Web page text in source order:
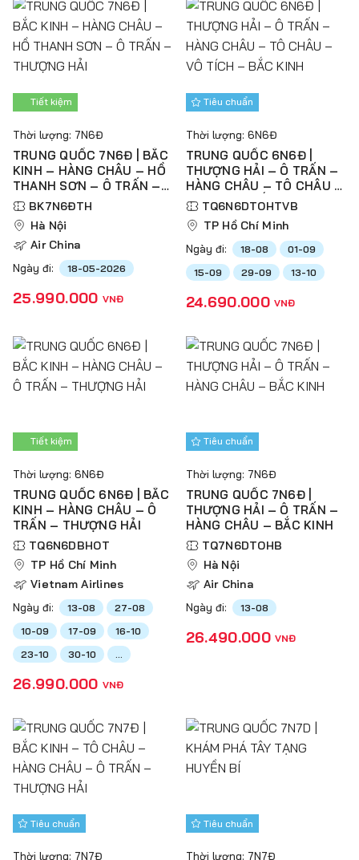
Tiết kiệm
Thời lượng: 7N6Đ
TRUNG QUỐC 7N6Đ | BẮC
KINH – HÀNG CHÂU – HỒ
THANH SƠN – Ô TRẤN –
THƯỢNG HẢI
BK7N6ĐTH
Hà Nội
Air China
Ngày đi: 18-05-2026
25.990.000 VNĐ
Tiêu chuẩn
Thời lượng: 6N6Đ
TRUNG QUỐC 6N6Đ |
THƯỢNG HẢI – Ô TRẤN –
HÀNG CHÂU – TÔ CHÂU –
VÔ TÍCH – BẮC KINH
TQ6N6DTOHTVB
TP Hồ Chí Minh
Ngày đi: 18-08
01-09
15-09
29-09 13-10
24.690.000 VNĐ
Tiết kiệm
Thời lượng: 6N6Đ
TRUNG QUỐC 6N6Đ | BẮC
KINH – HÀNG CHÂU – Ô
TRẤN – THƯỢNG HẢI
TQ6N6DBHOT
TP Hồ Chí Minh
Vietnam Airlines
Ngày đi: 13-08
27-08
10-09
17-09
16-10
23-10
30-10
26.990.000 VNĐ
Tiêu chuẩn
Thời lượng: 7N6Đ
TRUNG QUỐC 7N6Đ |
THƯỢNG HẢI – Ô TRẤN –
HÀNG CHÂU – BẮC KINH
TQ7N6DTOHB
Hà Nội
Air China
Ngày đi: 13-08
26.490.000 VNĐ
Tiêu chuẩn
Thời lượng: 7N7Đ
Tiêu chuẩn
Thời lượng: 7N7Đ